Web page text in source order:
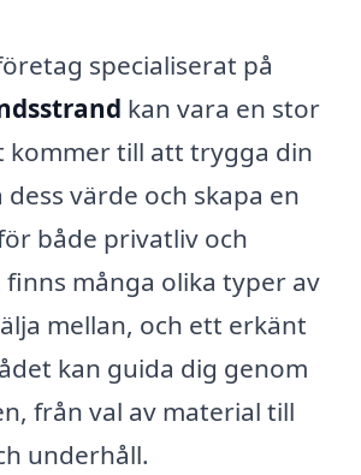
specialiserat på
kan vara en stor
kommer till att trygga din
värde och skapa en
både privatliv och
många olika typer av
mellan, och ett erkänt
kan guida dig genom
från val av material till
underhåll.